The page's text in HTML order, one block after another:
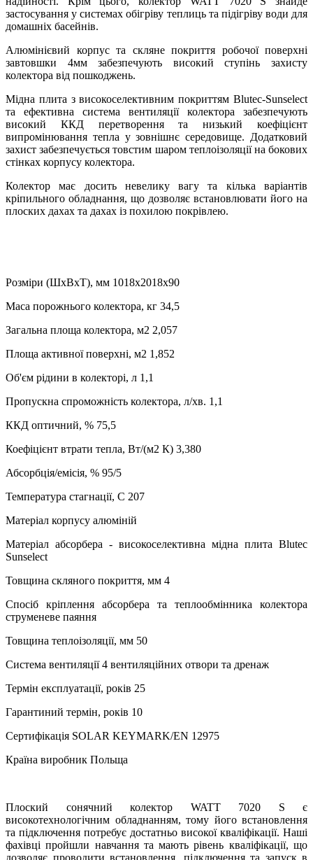
застосування у системах обігріву теплиць та підігріву води для
домашніх басейнів.
Алюмінієвий корпус та скляне покриття робочої поверхні
завтовшки 4мм забезпечують високий ступінь захисту
колектора від пошкоджень.
Мідна плита з високоселективним покриттям Blutec-Sunselect
та ефективна система вентиляції колектора забезпечують
високий ККД перетворення та низький коефіцієнт
випромінювання тепла у зовнішнє середовище. Додатковий
захист забезпечується товстим шаром теплоізоляції на бокових
стінках корпусу колектора.
Колектор має досить невелику вагу та кілька варіантів
кріпильного обладнання, що дозволяє встановлювати його на
плоских дахах та дахах із похилою покрівлею.
Розміри (ШхВхТ), мм 1018х2018х90
Маса порожнього колектора, кг 34,5
Загальна площа колектора, м2 2,057
Площа активної поверхні, м2 1,852
Об'єм рідини в колекторі, л 1,1
Пропускна спроможність колектора, л/хв. 1,1
ККД оптичний, % 75,5
Коефіцієнт втрати тепла, Вт/(м2 К) 3,380
Абсорбція/емісія, % 95/5
Температура стагнації, C 207
Матеріал корпусу алюміній
Матеріал абсорбера - високоселективна мідна плита Blutec
Sunselect
Товщина скляного покриття, мм 4
Спосіб кріплення абсорбера та теплообмінника колектора
струменеве паяння
Товщина теплоізоляції, мм 50
Система вентиляції 4 вентиляційних отвори та дренаж
Термін експлуатації, років 25
Гарантиний термін, років 10
Сертифікація SOLAR KEYMARK/EN 12975
Країна виробник Польща
Плоский сонячний колектор WATT 7020 S є
високотехнологічним обладнанням, тому його встановлення
та підключення потребує достатньо високої кваліфікації. Наші
фахівці пройшли навчання та мають рівень кваліфікації, що